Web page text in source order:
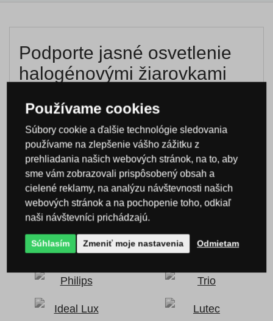
Podporte jasné osvetlenie
halogénovými žiarovkami
špeciálny typ žiarovky
teploty vlákna, teda vyžaruje belšie a žiarivejšie
svetlo, ktoré má povzbudzujúci efekt. Je teda vhodný
do pracovní a kancelárií.
Sme priami dovozcovia
renomovaných značiek
Používame cookies
Súbory cookie a ďalšie technológie sledovania
používame na zlepšenie vášho zážitku z
prehliadania našich webových stránok, na to, aby
sme vám zobrazovali prispôsobený obsah a
cielené reklamy, na analýzu návštevnosti našich
webových stránok a na pochopenie toho, odkiaľ
naši návštevníci prichádzajú.
Súhlasím Zmeniť moje nastavenia Odmietam